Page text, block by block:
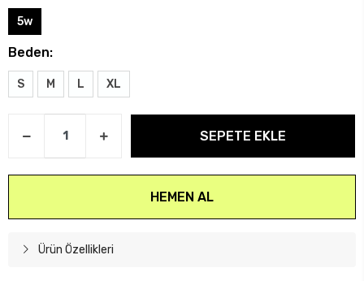
5w
Beden:
S M L XL
SEPETE EKLE
HEMEN AL
Ürün Özellikleri